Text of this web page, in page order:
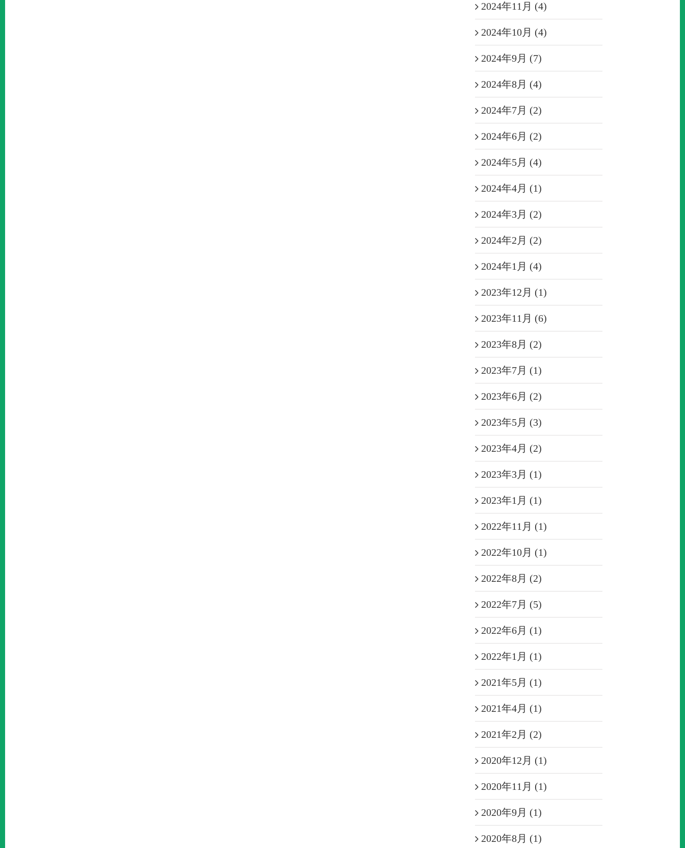
2024年11月 (4)
2024年10月 (4)
2024年9月 (7)
2024年8月 (4)
2024年7月 (2)
2024年6月 (2)
2024年5月 (4)
2024年4月 (1)
2024年3月 (2)
2024年2月 (2)
2024年1月 (4)
2023年12月 (1)
2023年11月 (6)
2023年8月 (2)
2023年7月 (1)
2023年6月 (2)
2023年5月 (3)
2023年4月 (2)
2023年3月 (1)
2023年1月 (1)
2022年11月 (1)
2022年10月 (1)
2022年8月 (2)
2022年7月 (5)
2022年6月 (1)
2022年1月 (1)
2021年5月 (1)
2021年4月 (1)
2021年2月 (2)
2020年12月 (1)
2020年11月 (1)
2020年9月 (1)
2020年8月 (1)